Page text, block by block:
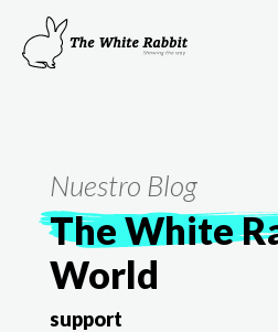
Nuestro Blog
The White
World
support